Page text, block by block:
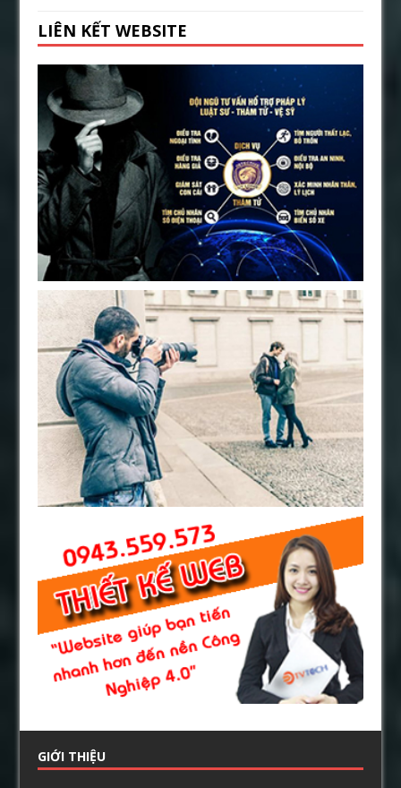
LIÊN KẾT WEBSITE
GIỚI THIỆU